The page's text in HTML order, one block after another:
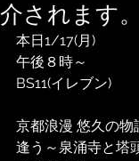
介されます。
本日1/17(月)
午後８時～
BS11(イレブン)
京都浪漫 悠久の物
逢う～泉涌寺と塔